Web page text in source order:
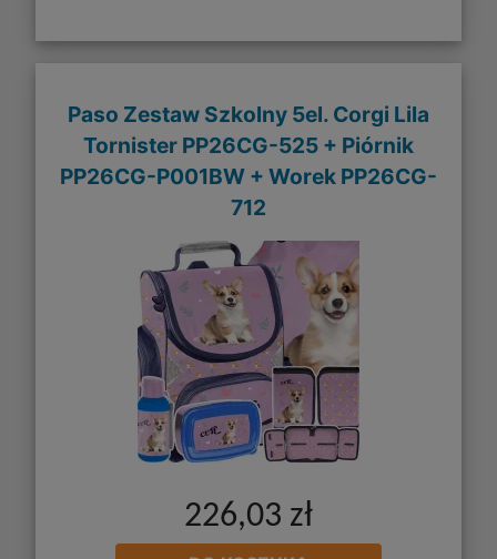
Paso Zestaw Szkolny 5el. Corgi Lila
Tornister PP26CG-525 + Piórnik
PP26CG-P001BW + Worek PP26CG-
712
226,03 zł